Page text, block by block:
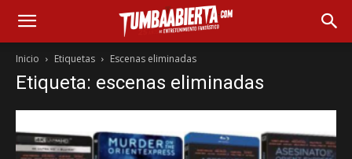
Inicio Etiquetas Escenas eliminadas
Etiqueta: escenas eliminadas